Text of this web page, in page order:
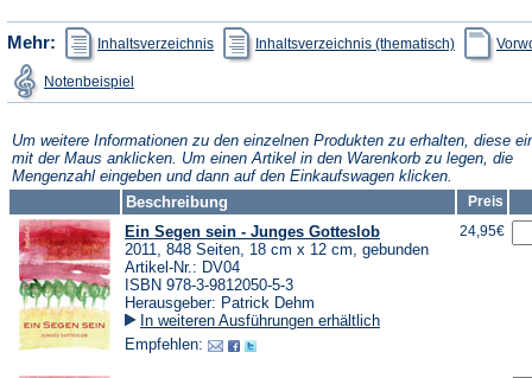
Mehr: Inhaltsverzeichnis
(Öffnet
in
einem
Tab)
Inhaltsverzeichnis (thematisch)
(Öffnet
in
einem
Tab)
Notenbeispiel in
einem
Tab)
Um weitere Informationen zu den einzelnen Produkten zu erhalten, diese
mit der Maus anklicken. Um einen Artikel in den Warenkorb zu legen, die
Mengenzahl eingeben und dann auf den Einkaufswagen klicken.
Beschreibung
Preis
Ein Segen sein - Junges Gotteslob
2011, 848 Seiten, 18 cm x 12 cm, gebunden
Artikel-Nr.: DV04
ISBN 978-3-9812050-5-3
Herausgeber: Patrick Dehm
In weiteren Ausführungen erhältlich
Empfehlen:
24,95€